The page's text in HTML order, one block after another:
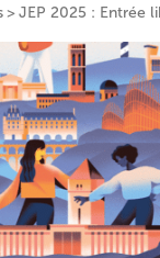
JEP 2025 : Entrée